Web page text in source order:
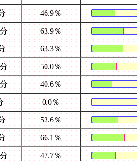
46.9％
63.9％
63.3％
50.0％
40.6％
0.0％
52.6％
66.1％
47.7％